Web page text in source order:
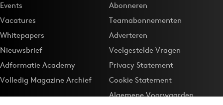
Events
Vacatures
Whitepapers
Nieuwsbrief
Adformatie Academy
Volledig Magazine Archief
Abonneren
Teamabonnementen
Adverteren
Veelgestelde Vragen
Privacy Statement
Cookie Statement
Algemene Voorwaarden